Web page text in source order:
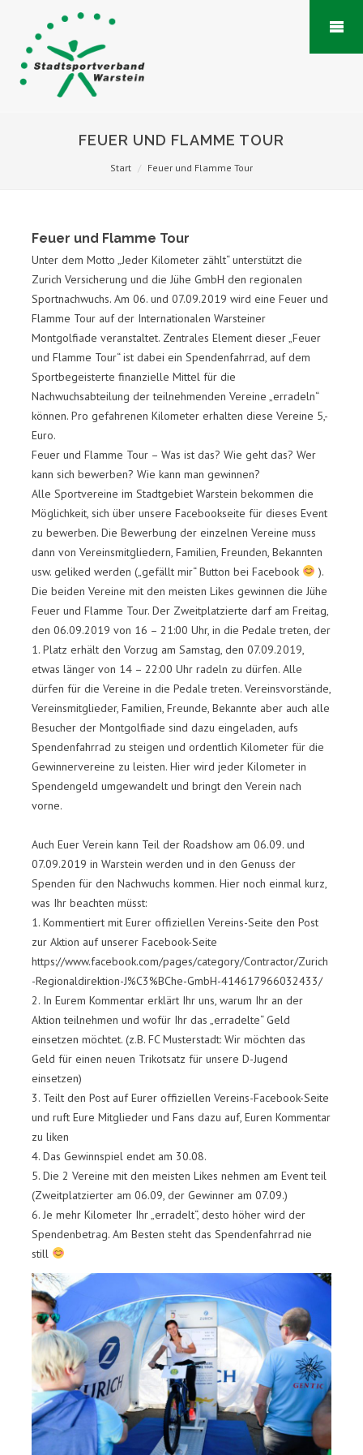
FEUER UND FLAMME TOUR
Start Feuer und Flamme Tour
Feuer und Flamme Tour
Unter dem Motto „Jeder Kilometer zählt“ unterstützt die
Zurich Versicherung und die Jühe GmbH den regionalen
Sportnachwuchs. Am 06. und 07.09.2019 wird eine Feuer und
Flamme Tour auf der Internationalen Warsteiner
Montgolfiade veranstaltet. Zentrales Element dieser „Feuer
und Flamme Tour“ ist dabei ein Spendenfahrrad, auf dem
Sportbegeisterte finanzielle Mittel für die
Nachwuchsabteilung der teilnehmenden Vereine „erradeln“
können. Pro gefahrenen Kilometer erhalten diese Vereine 5,-
Euro.
Feuer und Flamme Tour – Was ist das? Wie geht das? Wer
kann sich bewerben? Wie kann man gewinnen?
Alle Sportvereine im Stadtgebiet Warstein bekommen die
Möglichkeit, sich über unsere Facebookseite für dieses Event
zu bewerben. Die Bewerbung der einzelnen Vereine muss
dann von Vereinsmitgliedern, Familien, Freunden, Bekannten
usw. geliked werden („gefällt mir“ Button bei Facebook
).
Die beiden Vereine mit den meisten Likes gewinnen die Jühe
Feuer und Flamme Tour. Der Zweitplatzierte darf am Freitag,
den 06.09.2019 von 16 – 21:00 Uhr, in die Pedale treten, der
1. Platz erhält den Vorzug am Samstag, den 07.09.2019,
etwas länger von 14 – 22:00 Uhr radeln zu dürfen. Alle
dürfen für die Vereine in die Pedale treten. Vereinsvorstände,
Vereinsmitglieder, Familien, Freunde, Bekannte aber auch alle
Besucher der Montgolfiade sind dazu eingeladen, aufs
Spendenfahrrad zu steigen und ordentlich Kilometer für die
Gewinnervereine zu leisten. Hier wird jeder Kilometer in
Spendengeld umgewandelt und bringt den Verein nach
vorne.
Auch Euer Verein kann Teil der Roadshow am 06.09. und
07.09.2019 in Warstein werden und in den Genuss der
Spenden für den Nachwuchs kommen. Hier noch einmal kurz,
was Ihr beachten müsst:
1. Kommentiert mit Eurer offiziellen Vereins-Seite den Post
zur Aktion auf unserer Facebook-Seite
https://www.facebook.com/pages/category/Contractor/Zurich
-Regionaldirektion-J%C3%BChe-GmbH-414617966032433/
2. In Eurem Kommentar erklärt Ihr uns, warum Ihr an der
Aktion teilnehmen und wofür Ihr das „erradelte“ Geld
einsetzen möchtet. (z.B. FC Musterstadt: Wir möchten das
Geld für einen neuen Trikotsatz für unsere D-Jugend
einsetzen)
3. Teilt den Post auf Eurer offiziellen Vereins-Facebook-Seite
und ruft Eure Mitglieder und Fans dazu auf, Euren Kommentar
zu liken
4. Das Gewinnspiel endet am 30.08.
5. Die 2 Vereine mit den meisten Likes nehmen am Event teil
(Zweitplatzierter am 06.09, der Gewinner am 07.09.)
6. Je mehr Kilometer Ihr „erradelt“, desto höher wird der
Spendenbetrag. Am Besten steht das Spendenfahrrad nie
still